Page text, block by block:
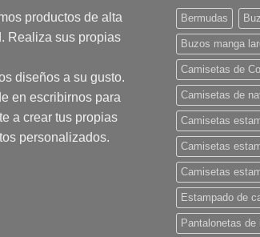
opciones
se
elegir
en
la
página
productos de alta
Realiza sus propias
diseños a su gusto.
en escribirnos para
a crear tus propias
personalizados.
Bermudas
Buzos manga
Camisetas de
Camisetas de
Camisetas
Camisetas
Camisetas
Estampado de
Pantalonetas de